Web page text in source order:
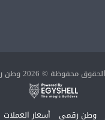
محفوظة © 2026 وطن رقمي
وطن رقمي أسعار العملات